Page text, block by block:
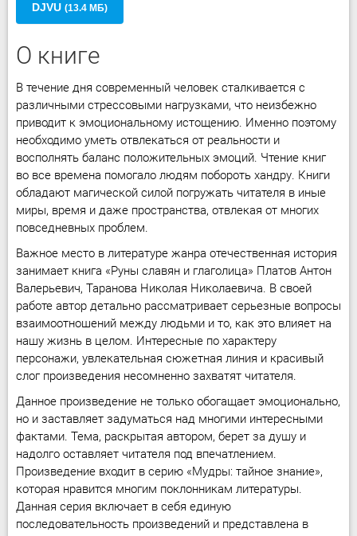
DJVU (13.4 МБ)
О книге
В течение дня современный человек сталкивается с
различными стрессовыми нагрузками, что неизбежно
приводит к эмоциональному истощению. Именно поэтому
необходимо уметь отвлекаться от реальности и
восполнять баланс положительных эмоций. Чтение книг
во все времена помогало людям побороть хандру. Книги
обладают магической силой погружать читателя в иные
миры, время и даже пространства, отвлекая от многих
повседневных проблем.
Важное место в литературе жанра отечественная история
занимает книга «Руны славян и глаголица» Платов Антон
Валерьевич, Таранова Николая Николаевича. В своей
работе автор детально рассматривает серьезные вопросы
взаимоотношений между людьми и то, как это влияет на
нашу жизнь в целом. Интересные по характеру
персонажи, увлекательная сюжетная линия и красивый
слог произведения несомненно захватят читателя.
Данное произведение не только обогащает эмоционально,
но и заставляет задуматься над многими интересными
фактами. Тема, раскрытая автором, берет за душу и
надолго оставляет читателя под впечатлением.
Произведение входит в серию «Мудры: тайное знание»,
которая нравится многим поклонникам литературы.
Данная серия включает в себя единую
последовательность произведений и представлена в